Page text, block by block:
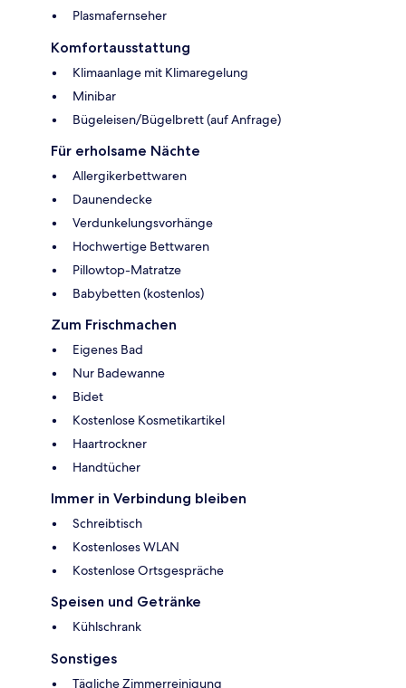
Plasmafernseher
Komfortausstattung
Klimaanlage mit Klimaregelung
Minibar
Bügeleisen/Bügelbrett (auf Anfrage)
Für erholsame Nächte
Allergikerbettwaren
Daunendecke
Verdunkelungsvorhänge
Hochwertige Bettwaren
Pillowtop-Matratze
Babybetten (kostenlos)
Zum Frischmachen
Eigenes Bad
Nur Badewanne
Bidet
Kostenlose Kosmetikartikel
Haartrockner
Handtücher
Immer in Verbindung bleiben
Schreibtisch
Kostenloses WLAN
Kostenlose Ortsgespräche
Speisen und Getränke
Kühlschrank
Sonstiges
Tägliche Zimmerreinigung